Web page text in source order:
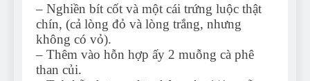
– Nghiền bít cốt và một cái trứng luộc thật
chín, (cả lòng đỏ và lòng trắng, nhưng
không có vỏ).
– Thêm vào hỗn hợp ấy 2 muỗng cà phê
than củi.